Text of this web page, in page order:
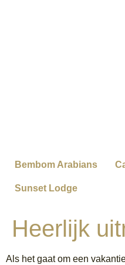
Bembom Arabians
Sunset Lodge
Heerlijk
Als het gaat om een